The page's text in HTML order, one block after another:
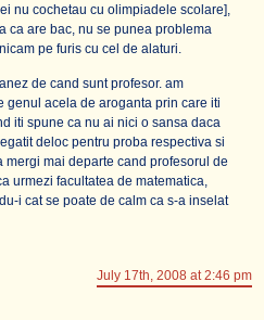
nu cochetau cu olimpiadele scolare],
ca are bac, nu se punea problema
pe furis cu cel de alaturi.
de cand sunt profesor. am
genul acela de aroganta prin care iti
iti spune ca nu ai nici o sansa daca
deloc pentru proba respectiva si
mai departe cand profesorul de
urmezi facultatea de matematica,
i cat se poate de calm ca s-a inselat
July 17th, 2008 at 2:46 pm